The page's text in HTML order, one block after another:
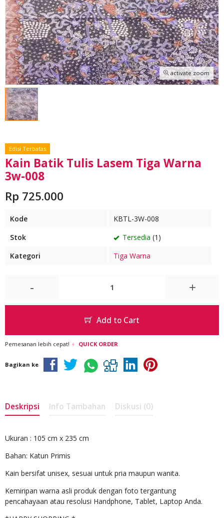
activate zoom
Edisi Terbatas
Kain Batik Tulis Lasem Tiga Warna
3w-008
Rp 725.000
Kode
KBTL-3W-008
Stok
Tersedia (1)
Kategori
Tiga Warna
- +
Add to Cart
Pemesanan lebih cepat! QUICK ORDER
Bagikan ke
Deskripsi Info Tambahan Diskusi (0)
Ukuran : 105 cm x 235 cm
Bahan: Katun Primis
Kain bersifat unisex, sesuai untuk pria maupun wanita.
Kemiripan warna asli produk dengan foto tergantung
pencahayaan atau resolusi Handphone, Tablet, Laptop Anda.